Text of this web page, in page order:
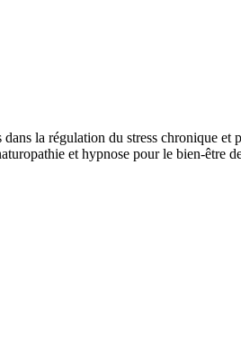
la régulation du stress chronique
et hypnose pour le bien-être